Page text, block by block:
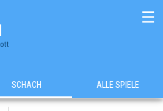
☰
SCHACH ALLE SPIELE